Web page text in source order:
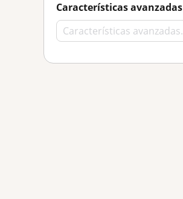
Características avanzadas